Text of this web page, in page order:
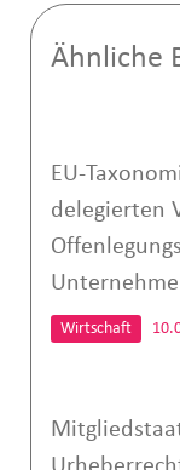
Ähnliche
EU-
delegierten
Wirtschaft